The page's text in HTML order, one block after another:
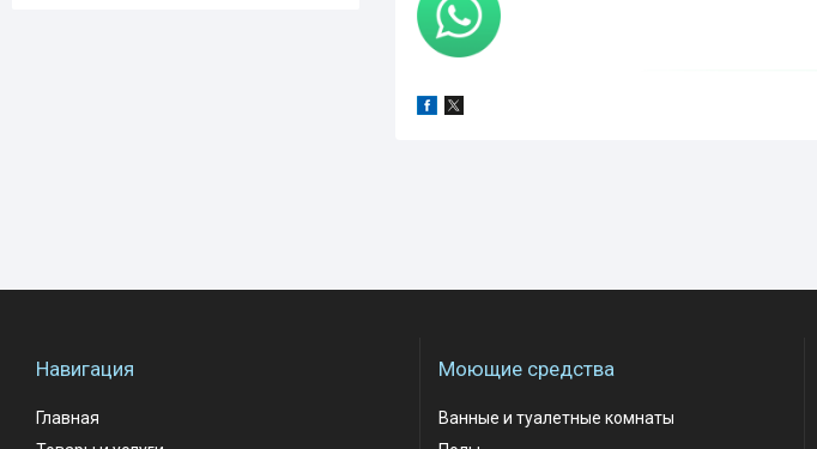
Навигация
Главная
Моющие средства
Ванные и туалетные комнаты